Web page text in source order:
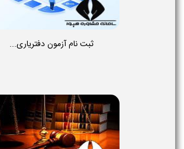
ثبت نام آزمون دفتریاری...